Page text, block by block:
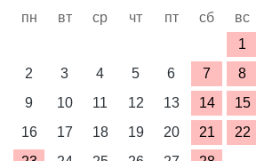
пн вт ср чт пт сб
вс
1
2
3 4 5 6 7
8
9
10 11 12 13 14
15
16
17 18 19 20 21
22